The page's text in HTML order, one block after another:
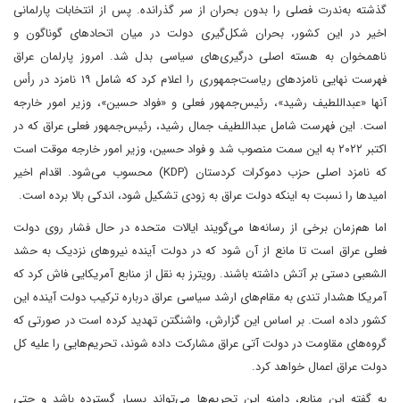
گذشته به‌ندرت فصلی را بدون بحران از سر گذرانده. پس از انتخابات پارلمانی
اخیر در این کشور، بحران شکل‌گیری دولت در میان اتحادهای گوناگون و
ناهمخوان به هسته‌ اصلی درگیری‌های سیاسی بدل شد. امروز پارلمان عراق
فهرست نهایی نامزدهای ریاست‌جمهوری را اعلام کرد که شامل ۱۹ نامزد در رأس
آنها «عبداللطیف رشید»، رئیس‌جمهور فعلی و «فواد حسین»، وزیر امور خارجه
است. این فهرست شامل عبداللطیف جمال رشید، رئیس‌جمهور فعلی عراق که در
اکتبر ۲۰۲۲ به این سمت منصوب شد و فواد حسین، وزیر امور خارجه موقت است
که نامزد اصلی حزب دموکرات کردستان (KDP) محسوب می‌شود. اقدام اخیر
امیدها را نسبت به اینکه دولت عراق به زودی تشکیل شود، اندکی بالا برده است.
اما هم‌زمان برخی از رسانه‌ها می‌گویند ایالات متحده در حال فشار روی دولت
فعلی عراق است تا مانع از آن شود که در دولت آینده نیروهای نزدیک به حشد
الشعبی دستی بر آتش داشته باشند. رویترز به نقل از منابع آمریکایی فاش کرد که
آمریکا هشدار تندی به مقام‌های ارشد سیاسی عراق درباره ترکیب دولت آینده این
کشور داده است. بر اساس این گزارش، واشنگتن تهدید کرده است در صورتی که
گروه‌های مقاومت در دولت آتی عراق مشارکت داده شوند، تحریم‌هایی را علیه کل
دولت عراق اعمال خواهد کرد.
به گفته این منابع، دامنه این تحریم‌ها می‌تواند بسیار گسترده باشد و حتی